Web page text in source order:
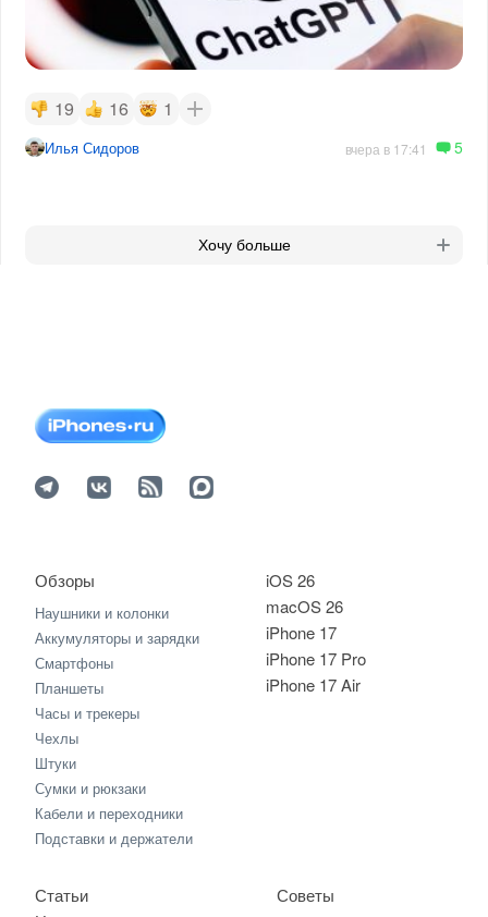
19 16 1
Илья Сидоров вчера в 17:41 5
Хочу больше
iOS 26
macOS 26
iPhone 17
iPhone 17 Pro
iPhone 17 Air
Обзоры
Наушники и колонки
Аккумуляторы и зарядки
Смартфоны
Планшеты
Часы и трекеры
Чехлы
Штуки
Сумки и рюкзаки
Кабели и переходники
Подставки и держатели
Статьи
Советы